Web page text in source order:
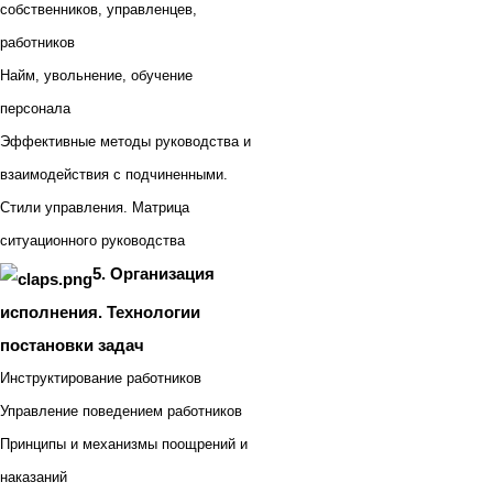
собственников, управленцев,
работников
Найм, увольнение, обучение
персонала
Эффективные методы руководства и
взаимодействия с подчиненными.
Стили управления. Матрица
ситуационного руководства
5. Организация
исполнения. Технологии
постановки задач
Инструктирование работников
Управление поведением работников
Принципы и механизмы поощрений и
наказаний